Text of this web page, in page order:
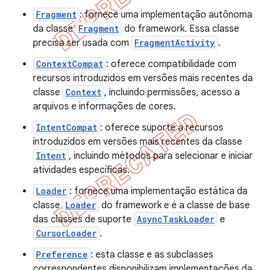
Fragment : fornece uma implementação autônoma
da classe Fragment do framework. Essa classe
precisa ser usada com FragmentActivity .
ContextCompat : oferece compatibilidade com
recursos introduzidos em versões mais recentes da
classe Context , incluindo permissões, acesso a
arquivos e informações de cores.
IntentCompat : oferece suporte a recursos
introduzidos em versões mais recentes da classe
Intent , incluindo métodos para selecionar e iniciar
atividades específicas.
Loader : fornece uma implementação estática da
classe Loader do framework e é a classe de base
das classes de suporte AsyncTaskLoader e
CursorLoader .
Preference : esta classe e as subclasses